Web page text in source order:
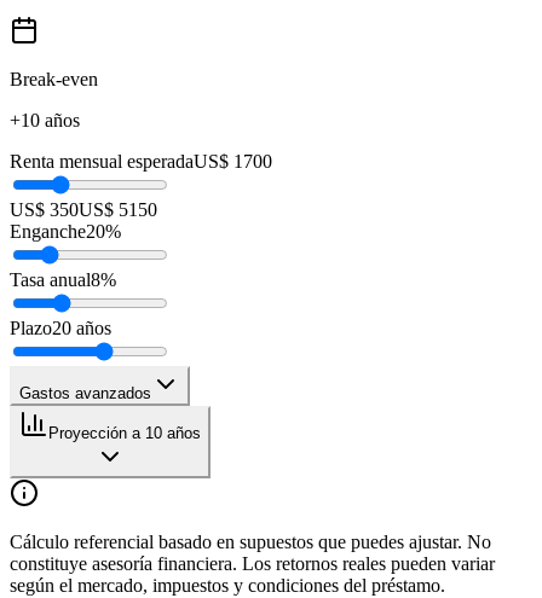
Break-even
+10 años
Renta mensual esperadaUS$ 1700
US$ 350US$ 5150
Enganche20%
Tasa anual8%
Plazo20 años
Gastos avanzados
Proyección a 10 años
Cálculo referencial basado en supuestos que puedes ajustar. No
constituye asesoría financiera. Los retornos reales pueden variar
según el mercado, impuestos y condiciones del préstamo.